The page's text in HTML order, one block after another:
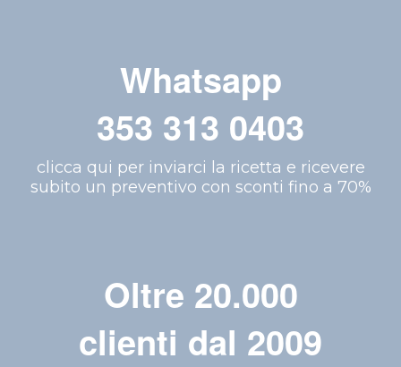
Whatsapp
353 313 0403
clicca qui per inviarci la ricetta e ricevere
subito un preventivo con sconti fino a 70%
Oltre 20.000
clienti dal 2009